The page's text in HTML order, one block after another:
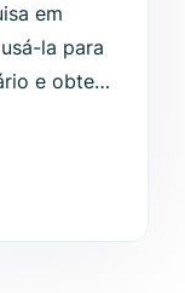
em
la para
e obter